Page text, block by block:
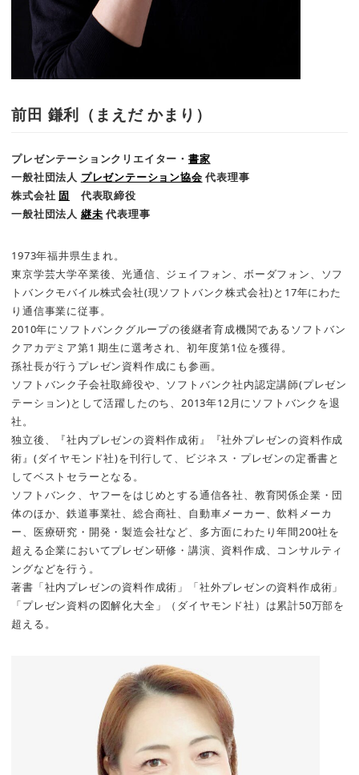
前田 鎌利（まえだ かまり）
プレゼンテーションクリエイター・ 書家
一般社団法人 プレゼンテーション協会 代表理事
株式会社 固
代表取締役
一般社団法人 継未 代表理事
1973年福井県生まれ。
東京学芸大学卒業後、光通信、ジェイフォン、ボーダフォン、ソフ
トバンクモバイル株式会社(現ソフトバンク株式会社)と17年にわた
り通信事業に従事。
2010年にソフトバンクグループの後継者育成機関であるソフトバン
クアカデミア第1 期生に選考され、初年度第1位を獲得。
孫社長が行うプレゼン資料作成にも参画。
ソフトバンク子会社取締役や、ソフトバンク社内認定講師(プレゼン
テーション)として活躍したのち、2013年12月にソフトバンクを退
社。
独立後、『社内プレゼンの資料作成術』『社外プレゼンの資料作成
術』(ダイヤモンド社)を刊行して、ビジネス・プレゼンの定番書と
してベストセラーとなる。
ソフトバンク、ヤフーをはじめとする通信各社、教育関係企業・団
体のほか、鉄道事業社、総合商社、自動車メーカー、飲料メーカ
ー、医療研究・開発・製造会社など、多方面にわたり年間200社を
超える企業においてプレゼン研修・講演、資料作成、コンサルティ
ングなどを行う。
著書「社内プレゼンの資料作成術」「社外プレゼンの資料作成術」
「プレゼン資料の図解化大全」（ダイヤモンド社）は累計50万部を
超える。